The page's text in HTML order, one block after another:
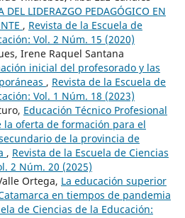
DEL LIDERAZGO PEDAGÓGICO EN
, Revista de la Escuela de
Vol. 2 Núm. 15 (2020)
Irene Raquel Santana
inicial del profesorado y las
, Revista de la Escuela de
Vol. 1 Núm. 18 (2023)
Educación Técnico Profesional
la oferta de formación para el
de la provincia de
, Revista de la Escuela de Ciencias
2 Núm. 20 (2025)
Ortega, La educación superior
en tiempos de pandemia
de Ciencias de la Educación: